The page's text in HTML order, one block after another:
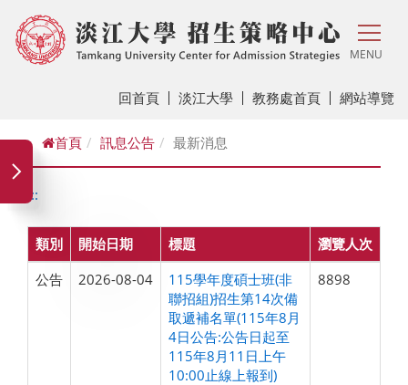
MENU
回首頁 淡江大學 教務處首頁 網站導覽
首頁 訊息公告 最新消息
:::
類別 開始日期 標題
瀏覽人次
公告
2026-08-04
115學年度碩士班(非
聯招組)招生第14次備
取遞補名單(115年8月
4日公告:公告日起至
115年8月11日上午
10:00止線上報到)
8898